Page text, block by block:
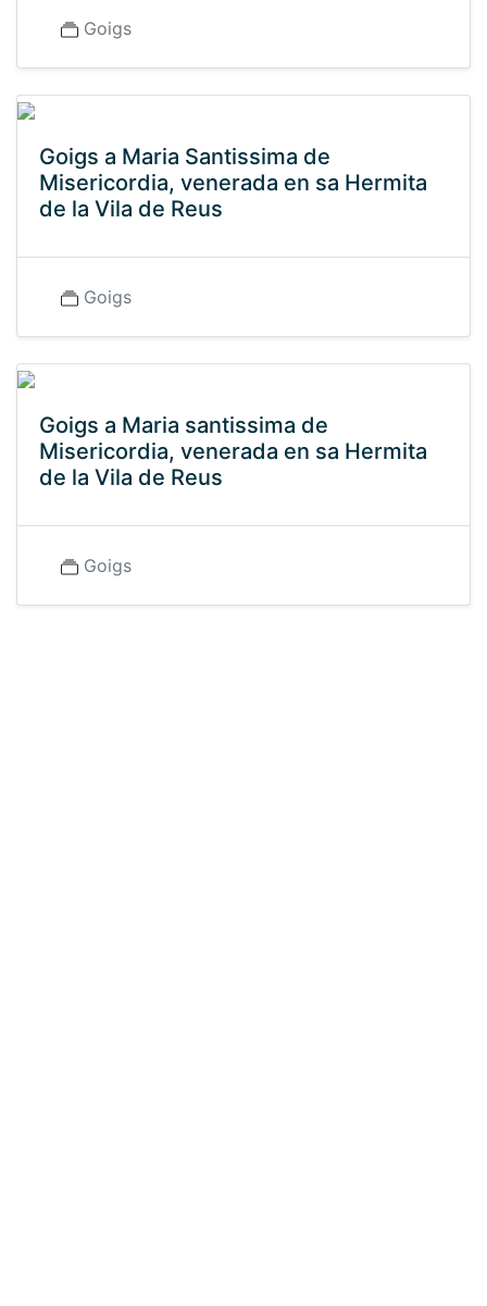
Goigs
Goigs a Maria Santissima de
Misericordia, venerada en sa Hermita
de la Vila de Reus
Goigs
Goigs a Maria santissima de
Misericordia, venerada en sa Hermita
de la Vila de Reus
Goigs